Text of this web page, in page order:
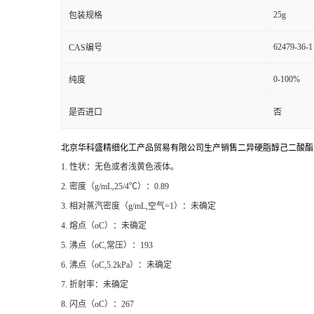
包装规格 25g
CAS编号 62479-36-1
纯度 0-100%
是否进口 否
北京华科盛精细化工产品贸易有限公司生产销售二异硬脂醇己二酸
1. 性状：无色或者浅黄色液体。
2. 密度（g/mL,25/4℃）：0.89
3. 相对蒸汽密度（g/mL,空气=1）：未确定
4. 熔点（oC）：未确定
5. 沸点（oC,常压）：193
6. 沸点（oC,5.2kPa）：未确定
7. 折射率：未确定
8. 闪点（oC）：267